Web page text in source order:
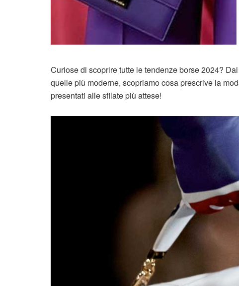
Curiose di scoprire tutte le tendenze borse 2024?
quelle più moderne, scopriamo cosa prescrive la
presentati alle sfilate più attese!